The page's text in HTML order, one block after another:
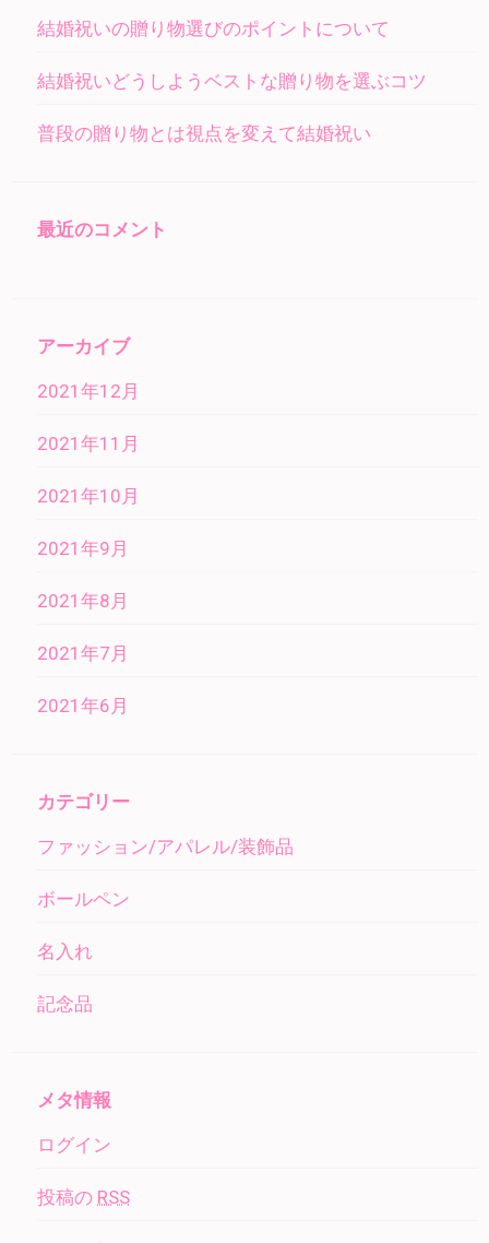
結婚祝いの贈り物選びのポイントについて
結婚祝いどうしようベストな贈り物を選ぶコツ
普段の贈り物とは視点を変えて結婚祝い
最近のコメント
アーカイブ
2021年12月
2021年11月
2021年10月
2021年9月
2021年8月
2021年7月
2021年6月
カテゴリー
ファッション/アパレル/装飾品
ボールペン
名入れ
記念品
メタ情報
ログイン
投稿の RSS